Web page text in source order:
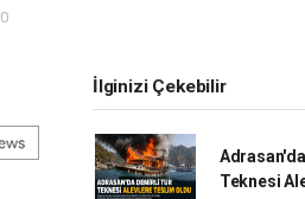
İlginizi Çekebilir
Teknesi